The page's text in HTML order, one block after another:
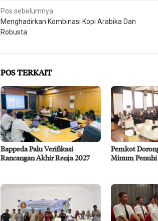
Navigasi
pos
Pos sebelumnya
Menghadirkan Kombinasi Kopi Arabika Dan
Robusta
POS TERKAIT
Bappeda Palu Verifikasi
Rancangan Akhir Renja 2027
Pemkot
Minum